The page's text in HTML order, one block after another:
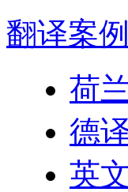
翻译案例
荷
德
英